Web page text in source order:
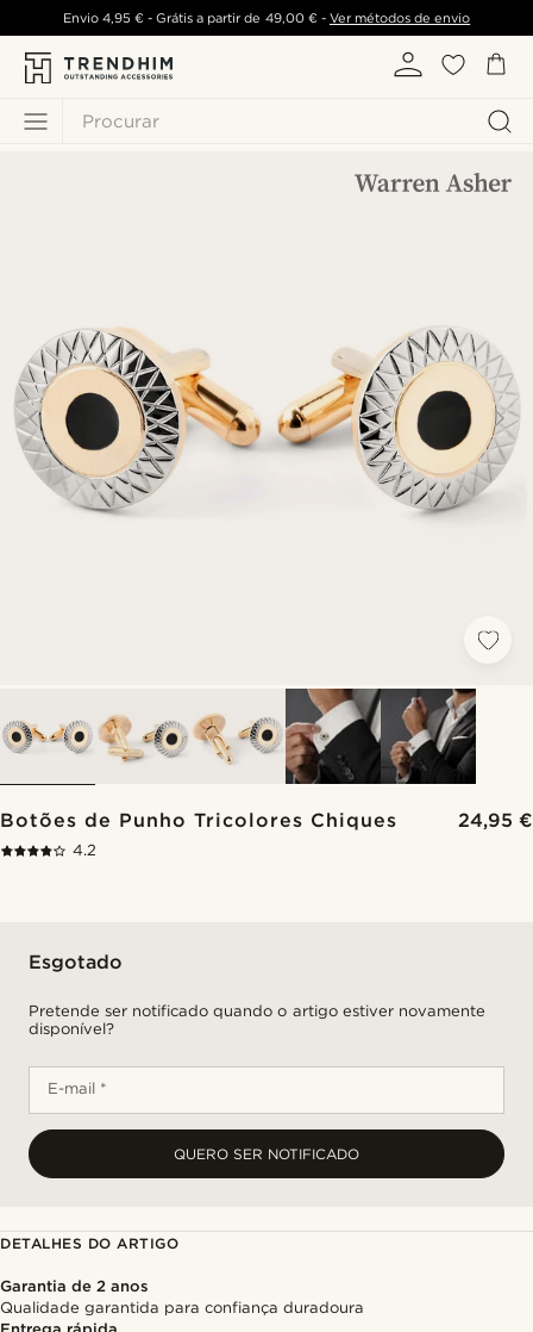
Procurar
Envio 4,95 €- Grátis a partir de 49,00 €- Ver métodos de envio
Botões de Punho Tricolores Chiques 24,95 €
4.2
Esgotado
Pretende ser notificado quando o artigo estiver novamente
disponível?
E-mail *
QUERO SER NOTIFICADO
DETALHES DO ARTIGO
Garantia de 2 anos
Qualidade garantida para confiança duradoura